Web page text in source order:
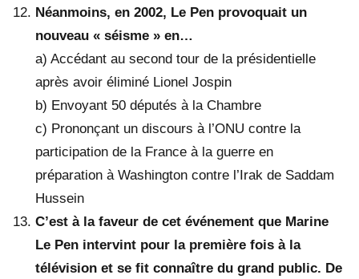
Néanmoins, en 2002, Le Pen provoquait un
nouveau « séisme » en…
a) Accédant au second tour de la présidentielle
après avoir éliminé Lionel Jospin
b) Envoyant 50 députés à la Chambre
c) Prononçant un discours à l’ONU contre la
participation de la France à la guerre en
préparation à Washington contre l’Irak de Saddam
Hussein
C’est à la faveur de cet événement que Marine
Le Pen intervint pour la première fois à la
télévision et se fit connaître du grand public. De